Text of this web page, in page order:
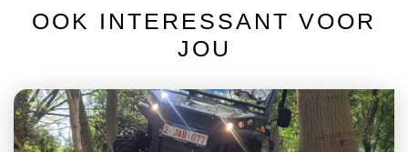
OOK INTERESSANT VOOR
JOU